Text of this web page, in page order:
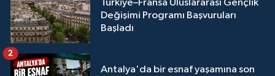
Türkiye–Fransa Uluslararası Gençlik
Değişimi Programı Başvuruları
Başladı
Antalya'da bir esnaf yaşamına son
2